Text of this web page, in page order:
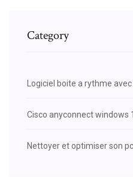
Category
Logiciel boite a rythme
Cisco anyconnect windows
Nettoyer et optimiser son